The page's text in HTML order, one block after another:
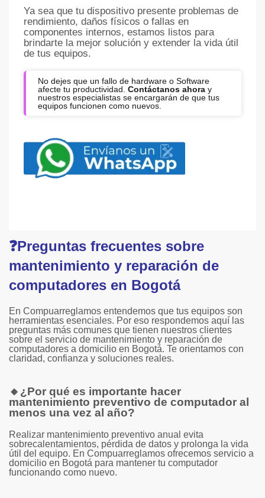
Ya sea que tu dispositivo presente problemas de
rendimiento, daños físicos o fallas en
componentes internos, estamos listos para
brindarte la mejor solución y extender la vida útil
de tus equipos.
No dejes que un fallo de hardware o Software
afecte tu productividad. Contáctanos ahora y
nuestros especialistas se encargarán de que tus
equipos funcionen como nuevos.
❓Preguntas frecuentes sobre
mantenimiento y reparación de
computadores en Bogotá
En Compuarreglamos entendemos que tus equipos son
herramientas esenciales. Por eso respondemos aquí las
preguntas más comunes que tienen nuestros clientes
sobre el servicio de mantenimiento y reparación de
computadores a domicilio en Bogotá. Te orientamos con
claridad, confianza y soluciones reales.
🔸 ¿Por qué es importante hacer
mantenimiento preventivo de computador al
menos una vez al año?
Realizar mantenimiento preventivo anual evita
sobrecalentamientos, pérdida de datos y prolonga la vida
útil del equipo. En Compuarreglamos ofrecemos servicio a
domicilio en Bogotá para mantener tu computador
funcionando como nuevo.